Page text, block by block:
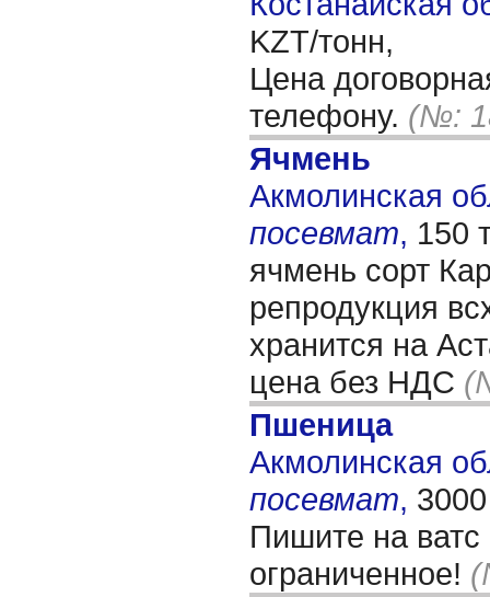
KZT/тонн,
Цена
телефону. (№:
Ячмень
Акмолинская
посевмат, 150
ячмень сорт
репродукция
хранится на
цена без НДС
Пшеница
Акмолинская
посевмат,
Пишите на ватс
ограниченное!